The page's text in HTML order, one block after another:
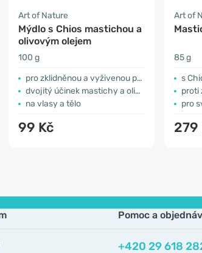
Art of Nature
Mýdlo s Chios mastichou a
olivovým olejem
100 g
pro zklidněnou a vyživenou pokožku
dvojitý účinek mastichy a olivového oleje
na vlasy a tělo
99 Kč
Art of
85 g
s
proti
pro
279
Pomoc a
+420 29 618